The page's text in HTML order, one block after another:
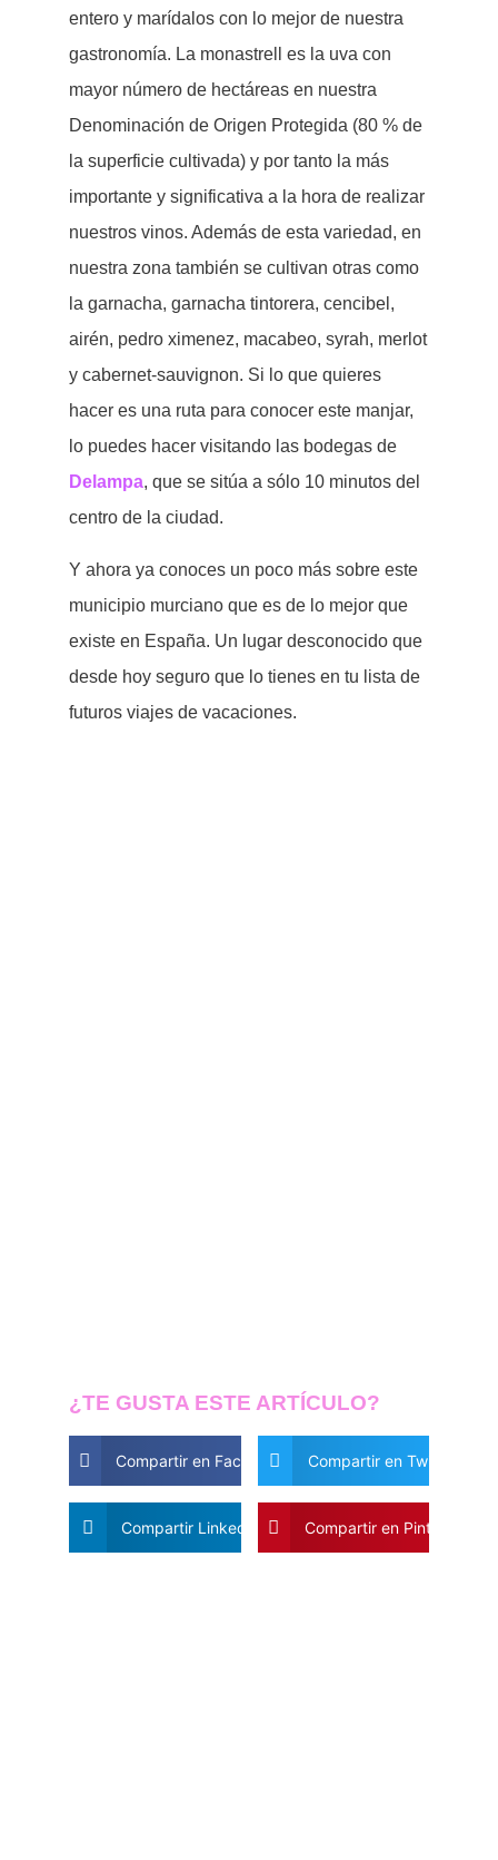
entero y marídalos con lo mejor de nuestra
gastronomía. La monastrell es la uva con
mayor número de hectáreas en nuestra
Denominación de Origen Protegida (80 % de
la superficie cultivada) y por tanto la más
importante y significativa a la hora de realizar
nuestros vinos. Además de esta variedad, en
nuestra zona también se cultivan otras como
la garnacha, garnacha tintorera, cencibel,
airén, pedro ximenez, macabeo, syrah, merlot
y cabernet-sauvignon. Si lo que quieres
hacer es una ruta para conocer este manjar,
lo puedes hacer visitando las bodegas de
Delampa, que se sitúa a sólo 10 minutos del
centro de la ciudad.
Y ahora ya conoces un poco más sobre este
municipio murciano que es de lo mejor que
existe en España. Un lugar desconocido que
desde hoy seguro que lo tienes en tu lista de
futuros viajes de vacaciones.
¿TE GUSTA ESTE ARTÍCULO?
Compartir en Facebook Compartir en Twitter
Compartir Linkedin Compartir en Pinterest